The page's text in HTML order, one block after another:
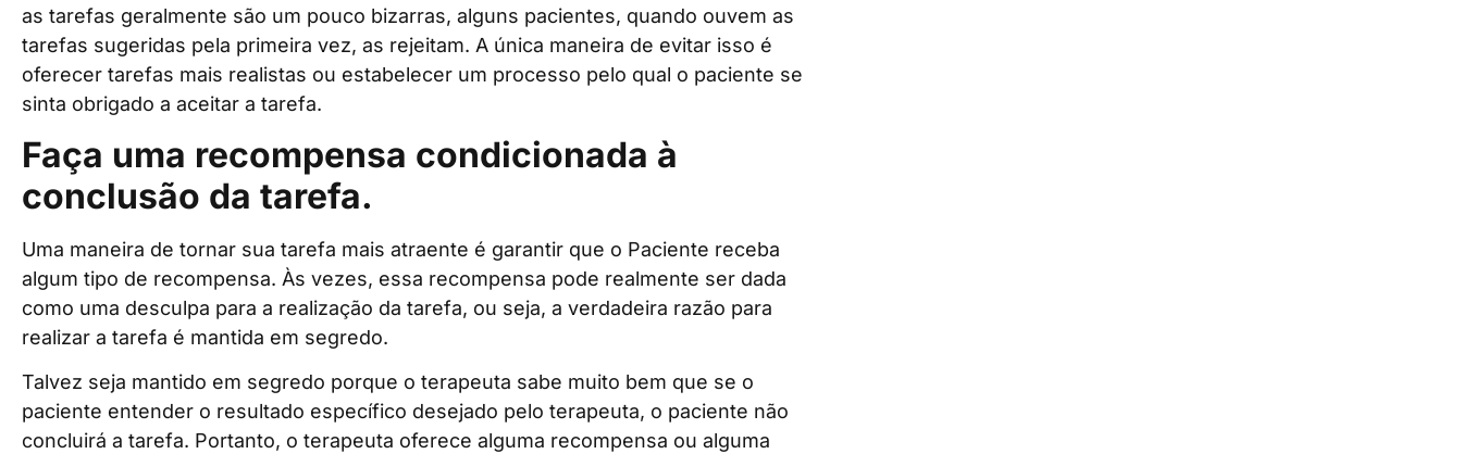
as tarefas geralmente são um pouco bizarras, alguns pacientes, quando ouvem as
tarefas sugeridas pela primeira vez, as rejeitam. A única maneira de evitar isso é
oferecer tarefas mais realistas ou estabelecer um processo pelo qual o paciente se
sinta obrigado a aceitar a tarefa.
Faça uma recompensa condicionada à
conclusão da tarefa.
Uma maneira de tornar sua tarefa mais atraente é garantir que o Paciente receba
algum tipo de recompensa. Às vezes, essa recompensa pode realmente ser dada
como uma desculpa para a realização da tarefa, ou seja, a verdadeira razão para
realizar a tarefa é mantida em segredo.
Talvez seja mantido em segredo porque o terapeuta sabe muito bem que se o
paciente entender o resultado específico desejado pelo terapeuta, o paciente não
concluirá a tarefa. Portanto, o terapeuta oferece alguma recompensa ou alguma